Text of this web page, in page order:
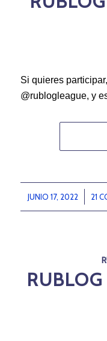
Si quieres
@rublogleague, y
JUNIO 17, 2022
/ 21